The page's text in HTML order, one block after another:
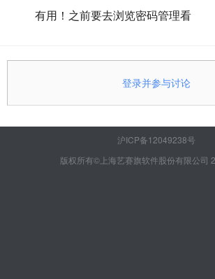
有用！之前要去浏览密码管理看
登录并参与讨论
沪ICP备12049238号
版权所有©上海艺赛旗软件股份有限公司